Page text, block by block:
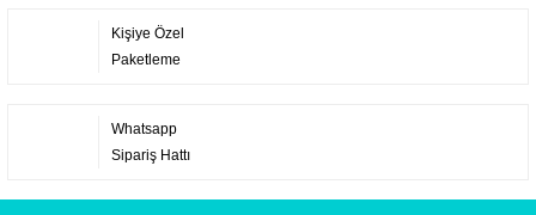
Kişiye Özel
Paketleme
Whatsapp
Sipariş Hattı